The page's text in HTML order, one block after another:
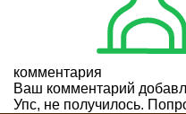
комментария
Ваш комментарий
Упс, не получилось.